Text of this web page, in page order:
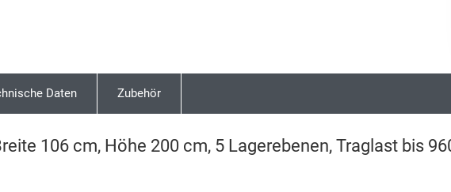
Daten Zubehör
106 cm, Höhe 200 cm, 5 Lagerebenen, Traglast bis